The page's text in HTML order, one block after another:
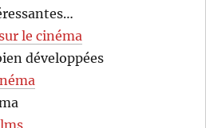
le cinéma
développées